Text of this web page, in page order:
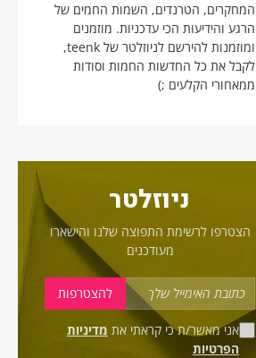
המחקרים, הטרנדים, השמות החמים של
הרגע והידיעות הכי עדכניות. מוזמנים
ומוזמנות להירשם לניוזלטר של teenk,
לקבל את כל החדשות החמות וסודות
ממאחורי הקלעים ;)
ניוזלטר
הצטרפו לרשימת התפוצה שלנו והישארו
מעודכנים
אני מאשר/ת כי קראתי את מדיניות
הפרטיות